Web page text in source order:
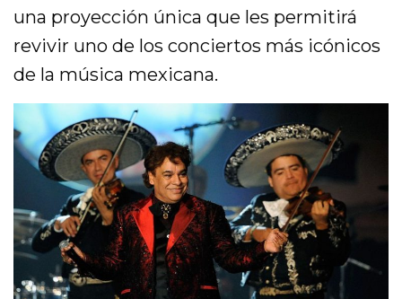
una proyección única que les permitirá
revivir uno de los conciertos más icónicos
de la música mexicana.